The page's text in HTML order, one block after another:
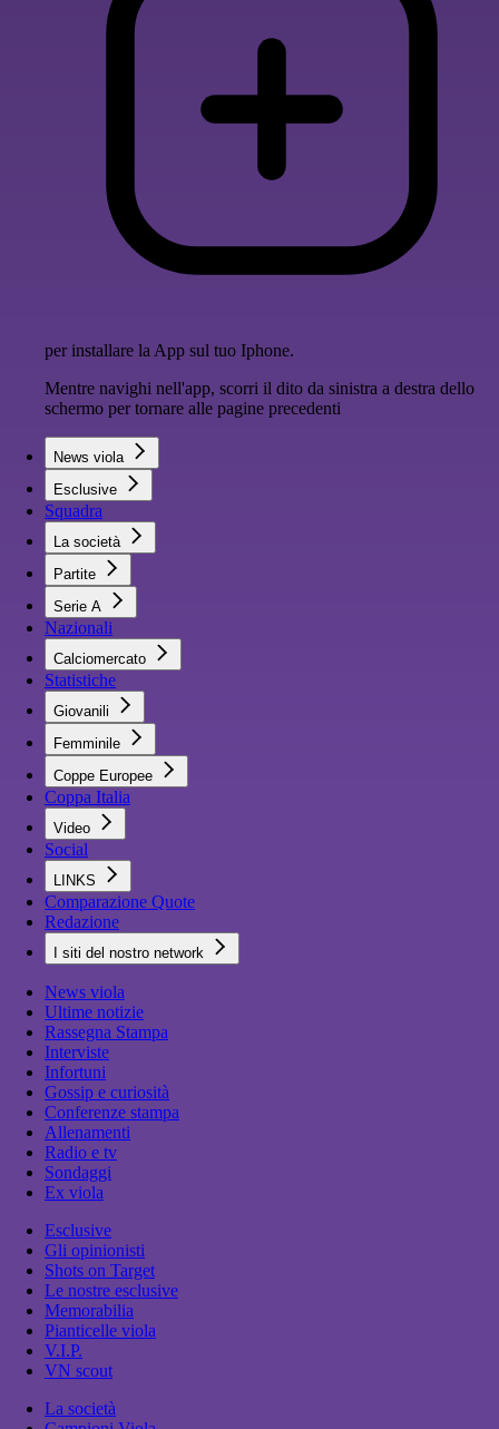
per installare la App sul tuo Iphone.
Mentre navighi nell'app, scorri il dito da sinistra a destra dello
schermo per tornare alle pagine precedenti
News viola
Esclusive
Squadra
La società
Partite
Serie A
Nazionali
Calciomercato
Statistiche
Giovanili
Femminile
Coppe Europee
Coppa Italia
Video
Social
LINKS
Comparazione Quote
Redazione
I siti del nostro network
News viola
Ultime notizie
Rassegna Stampa
Interviste
Infortuni
Gossip e curiosità
Conferenze stampa
Allenamenti
Radio e tv
Sondaggi
Ex viola
Esclusive
Gli opinionisti
Shots on Target
Le nostre esclusive
Memorabilia
Pianticelle viola
V.I.P.
VN scout
La società